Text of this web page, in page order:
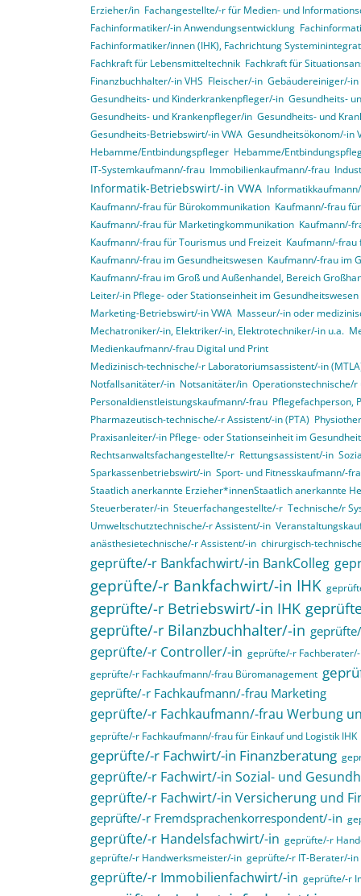
Erzieher/in Fachangestellte/-r für Medien- und
Fachinformatiker/-in Anwendungsentwicklung
Fachinformatiker/innen (IHK), Fachrichtung
Fachkraft für Lebensmitteltechnik Fachkraft für
Finanzbuchhalter/-in VHS Fleischer/-in Gebäudereiniger/-in
Gesundheits- und Kinderkrankenpfleger/-in Gesundheits-
Gesundheits- und Krankenpfleger/in Gesundheits- und
Gesundheits-Betriebswirt/-in VWA Gesundheitsökonom/-in
Hebamme/Entbindungspfleger Hebamme/
IT-Systemkaufmann/-frau Immobilienkaufmann/-frau
Informatik-Betriebswirt/-in VWA
Kaufmann/-frau für Bürokommunikation Kaufmann/-frau
Kaufmann/-frau für Marketingkommunikation Kaufmann/-
Kaufmann/-frau für Tourismus und Freizeit Kaufmann/-frau
Kaufmann/-frau im Gesundheitswesen Kaufmann/-frau im
Kaufmann/-frau im Groß und Außenhandel, Bereich
Leiter/-in Pflege- oder Stationseinheit im Gesundheitswesen
Marketing-Betriebswirt/-in VWA Masseur/-in oder
Mechatroniker/-in, Elektriker/-in, Elektrotechniker/-in u.a.
Medienkaufmann/-frau Digital und Print
Medizinisch-technische/-r Laboratoriumsassistent/-in
Notfallsanitäter/-in Notsanitäter/in Operationstechnische/
Personaldienstleistungskaufmann/-frau Pflegefachperson,
Pharmazeutisch-technische/-r Assistent/-in (PTA)
Praxisanleiter/-in Pflege- oder Stationseinheit im
Rechtsanwaltsfachangestellte/-r Rettungsassistent/-in
Sparkassenbetriebswirt/-in Sport- und Fitnesskaufmann/-
Staatlich anerkannte Erzieher*innenStaatlich anerkannte
Steuerberater/-in Steuerfachangestellte/-r Technische/r
Umweltschutztechnische/-r Assistent/-in
anästhesietechnische/-r Assistent/-in chirurgisch-
geprüfte/-r Bankfachwirt/-in BankColleg
geprüfte/-r Bankfachwirt/-in IHK
geprüfte/-r Betriebswirt/-in IHK
geprüfte/-r Bilanzbuchhalter/-in
geprüfte/-r Controller/-in geprüfte/-r
geprüfte/-r Fachkaufmann/-frau Büromanagement
geprüfte/-r Fachkaufmann/-frau Marketing
geprüfte/-r Fachkaufmann/-frau Werbung
geprüfte/-r Fachkaufmann/-frau für Einkauf und Logistik IHK
geprüfte/-r Fachwirt/-in Finanzberatung
geprüfte/-r Fachwirt/-in Sozial- und
geprüfte/-r Fachwirt/-in Versicherung und
geprüfte/-r Fremdsprachenkorrespondent/-in
geprüfte/-r Handelsfachwirt/-in geprüfte/-r
geprüfte/-r Handwerksmeister/-in geprüfte/-r IT-Berater/-in
geprüfte/-r Immobilienfachwirt/-in geprüfte/-r